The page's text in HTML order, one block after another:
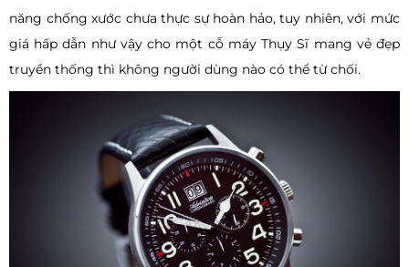
năng chống xước chưa thực sự hoàn hảo, tuy nhiên, với mức
giá hấp dẫn như vậy cho một cỗ máy Thụy Sĩ mang vẻ đẹp
truyền thống thì không người dùng nào có thể từ chối.